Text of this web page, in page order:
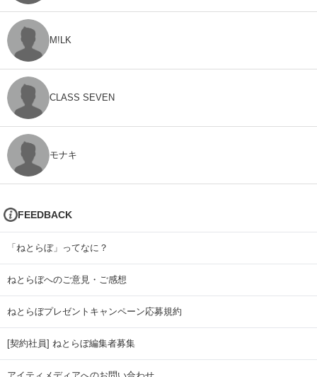
M!LK
CLASS SEVEN
モナキ
FEEDBACK
「ねとらぼ」ってなに？
ねとらぼへのご意見・ご感想
ねとらぼプレゼントキャンペーン応募規約
[契約社員] ねとらぼ編集者募集